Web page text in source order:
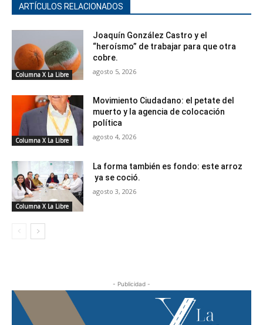
ARTÍCULOS RELACIONADOS
Columna X La Libre
Joaquín González Castro y el
“heroísmo” de trabajar para que otra
cobre.
agosto 5, 2026
Columna X La Libre
Movimiento Ciudadano: el petate del
muerto y la agencia de colocación
política
agosto 4, 2026
Columna X La Libre
La forma también es fondo: este arroz
ya se coció.
agosto 3, 2026
- Publicidad -